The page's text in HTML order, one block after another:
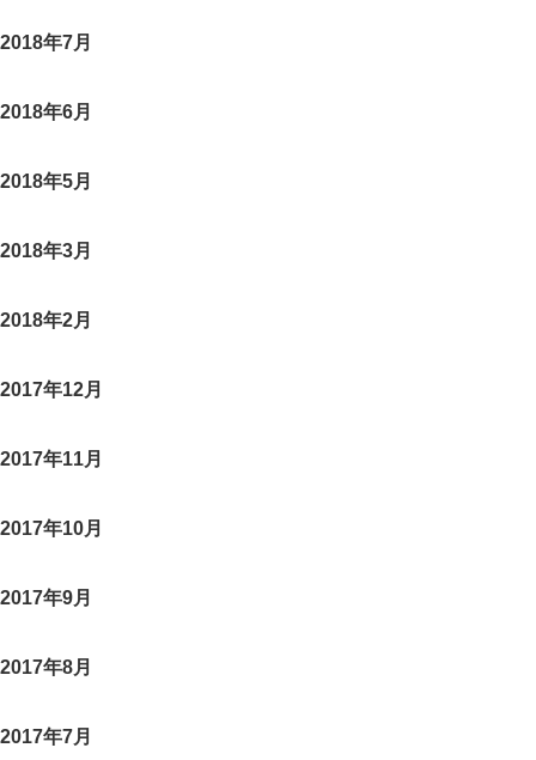
2018年7月
2018年6月
2018年5月
2018年3月
2018年2月
2017年12月
2017年11月
2017年10月
2017年9月
2017年8月
2017年7月